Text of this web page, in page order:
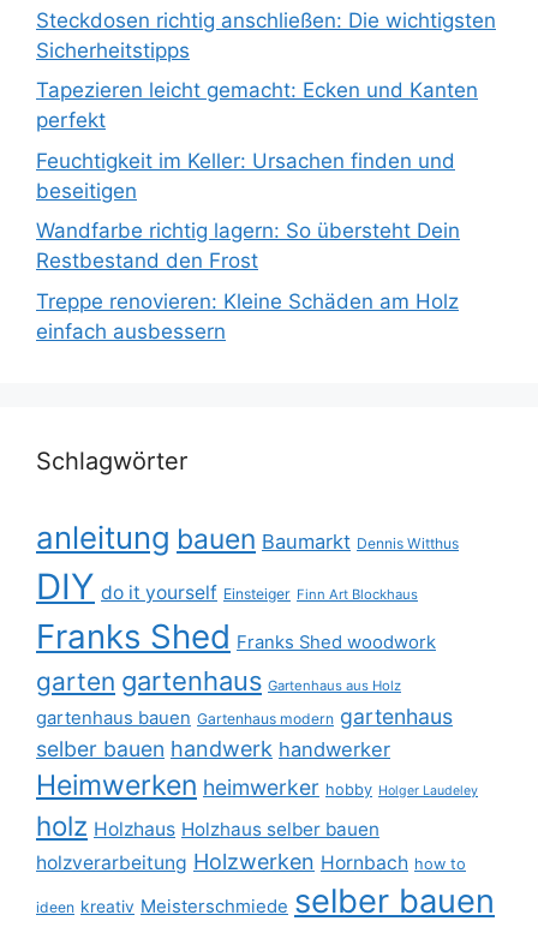
Steckdosen richtig anschließen: Die wichtigsten
Sicherheitstipps
Tapezieren leicht gemacht: Ecken und Kanten
perfekt
Feuchtigkeit im Keller: Ursachen finden und
beseitigen
Wandfarbe richtig lagern: So übersteht Dein
Restbestand den Frost
Treppe renovieren: Kleine Schäden am Holz
einfach ausbessern
Schlagwörter
anleitung bauen Baumarkt Dennis Witthus
DIY do it yourself Einsteiger Finn Art Blockhaus
Franks Shed Franks Shed woodwork
garten gartenhaus Gartenhaus aus Holz
gartenhaus bauen Gartenhaus modern gartenhaus
selber bauen handwerk handwerker
Heimwerken heimwerker hobby Holger Laudeley
holz Holzhaus Holzhaus selber bauen
holzverarbeitung Holzwerken Hornbach how to
ideen kreativ Meisterschmiede selber bauen